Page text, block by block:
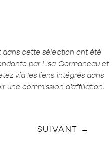
dans cette sélection ont été
par Lisa Germaneau et
via les liens intégrés dans
une commission d’affiliation.
SUIVANT →